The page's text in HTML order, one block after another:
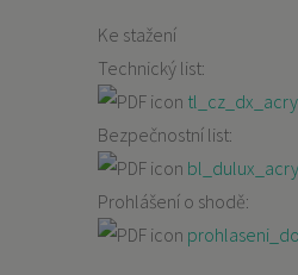
Ke stažení
Technický list:
Bezpečnostní list:
Prohlášení o shodě: